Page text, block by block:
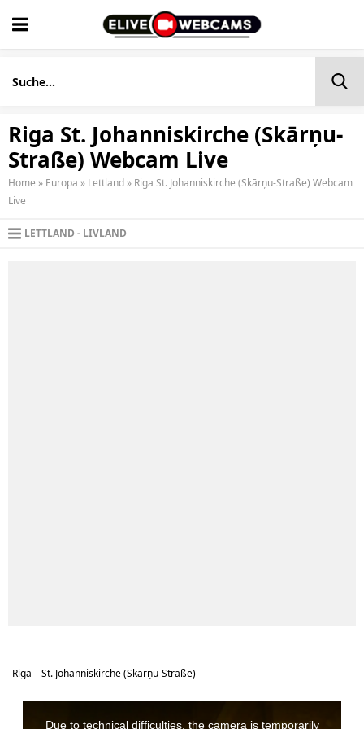
Riga St. Johanniskirche (Skārņu-
Straße) Webcam Live
Home » Europa » Lettland» Riga St. Johanniskirche (Skārņu-Straße) Webcam
Live
LETTLAND LIVLAND
Riga – St. Johanniskirche (Skārņu-Straße)